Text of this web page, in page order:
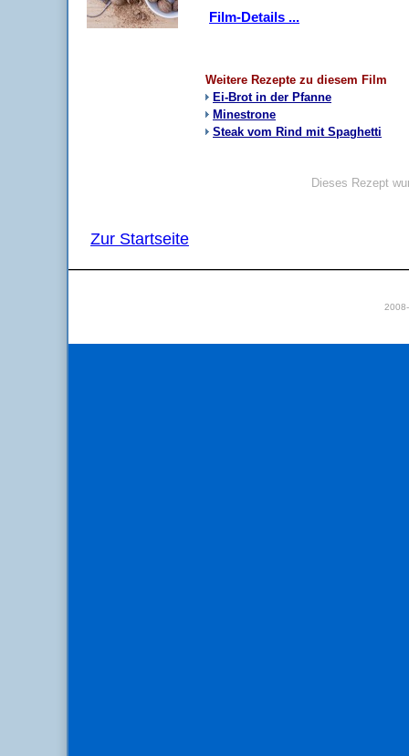
Film-Details ...
Weitere Rezepte zu diesem Film
Ei-Brot in der Pfanne
Minestrone
Steak vom Rind mit Spaghetti
Dieses Rezept
Zur Startseite